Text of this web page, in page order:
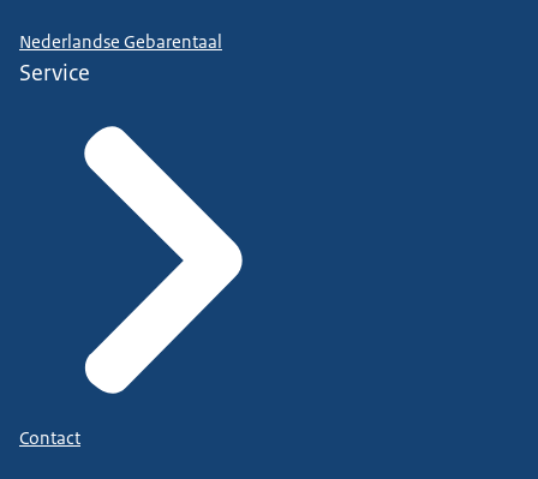
Nederlandse Gebarentaal
Service
Contact